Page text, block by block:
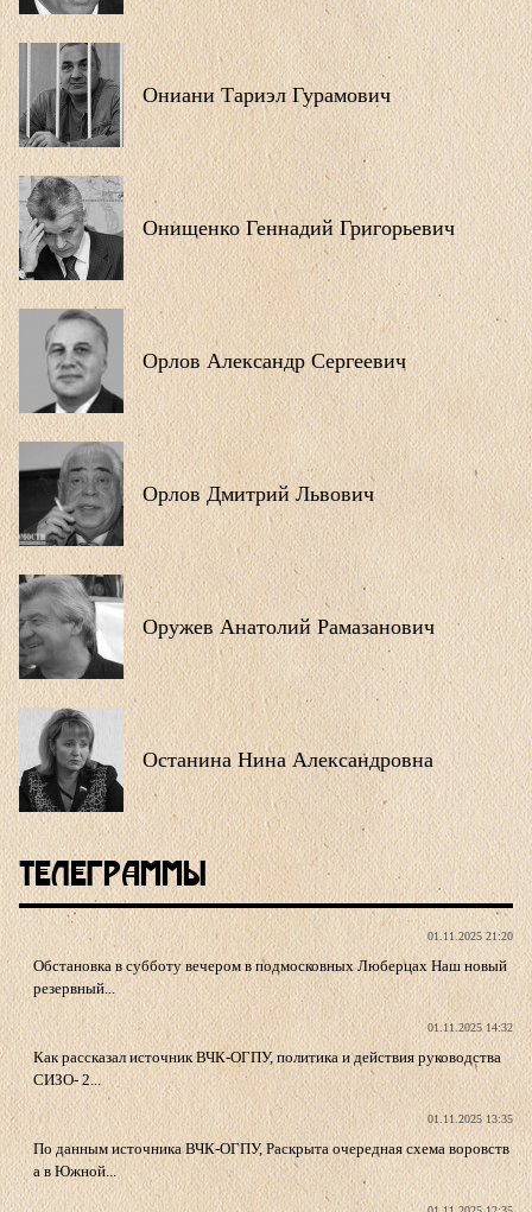
Ониани Тариэл Гурамович
Онищенко Геннадий Григорьевич
Орлов Александр Сергеевич
Орлов Дмитрий Львович
Оружев Анатолий Рамазанович
Останина Нина Александровна
Телеграммы
01.11.2025 21:20
Обстановка в субботу вечером в подмосковных Люберцах Наш новый
резервный...
01.11.2025 14:32
Как рассказал источник ВЧК-ОГПУ, политика и действия руководства
СИЗО- 2...
01.11.2025 13:35
По данным источника ВЧК-ОГПУ, Раскрыта очередная схема воровств
а в Южной...